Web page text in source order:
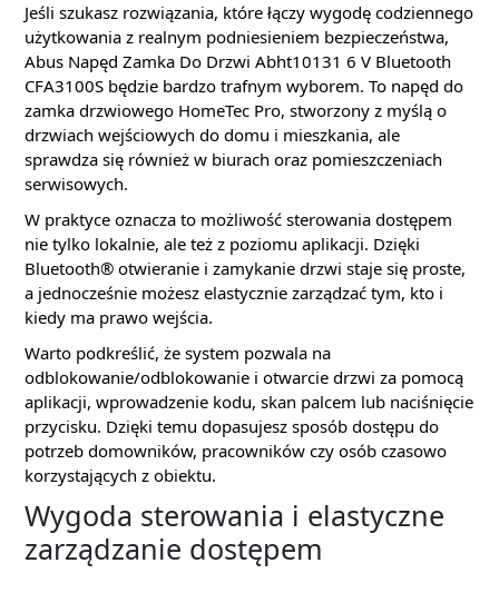
Jeśli szukasz rozwiązania, które łączy wygodę codziennego
użytkowania z realnym podniesieniem bezpieczeństwa,
Abus Napęd Zamka Do Drzwi Abht10131 6 V Bluetooth
CFA3100S będzie bardzo trafnym wyborem. To napęd do
zamka drzwiowego HomeTec Pro, stworzony z myślą o
drzwiach wejściowych do domu i mieszkania, ale
sprawdza się również w biurach oraz pomieszczeniach
serwisowych.
W praktyce oznacza to możliwość sterowania dostępem
nie tylko lokalnie, ale też z poziomu aplikacji. Dzięki
Bluetooth® otwieranie i zamykanie drzwi staje się proste,
a jednocześnie możesz elastycznie zarządzać tym, kto i
kiedy ma prawo wejścia.
Warto podkreślić, że system pozwala na
odblokowanie/odblokowanie i otwarcie drzwi za pomocą
aplikacji, wprowadzenie kodu, skan palcem lub naciśnięcie
przycisku. Dzięki temu dopasujesz sposób dostępu do
potrzeb domowników, pracowników czy osób czasowo
korzystających z obiektu.
Wygoda sterowania i elastyczne
zarządzanie dostępem